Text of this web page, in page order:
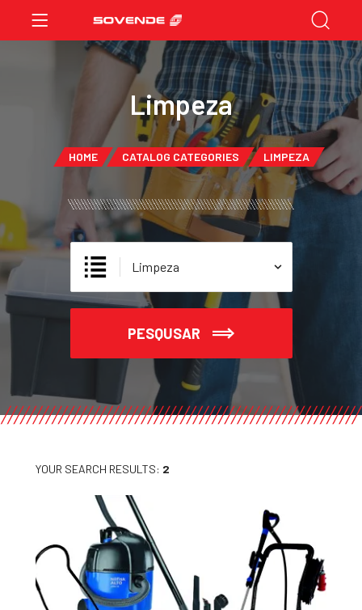
Limpeza
HOME CATALOG CATEGORIES LIMPEZA
PESQUSAR
YOUR SEARCH RESULTS: 2